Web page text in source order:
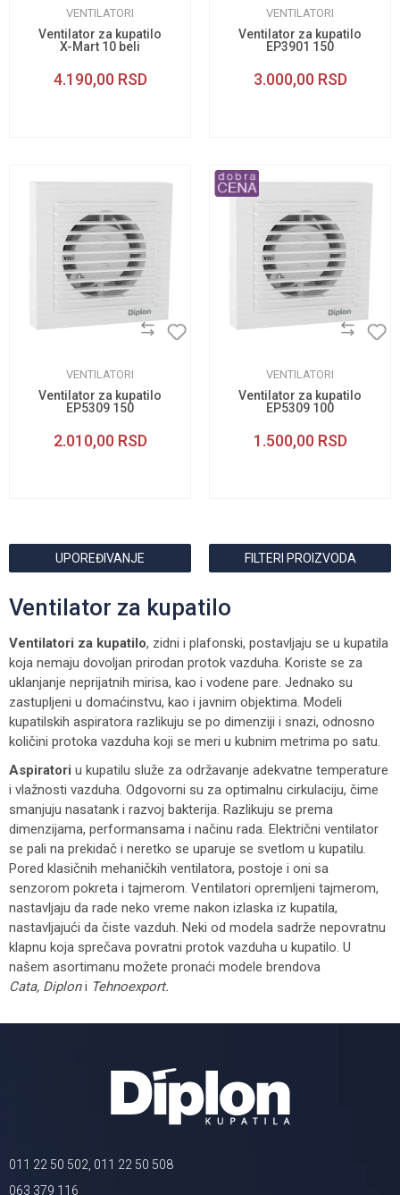
VENTILATORI
Ventilator za kupatilo
X-Mart 10 beli
4.190,00 RSD
VENTILATORI
Ventilator za kupatilo
EP3901 150
3.000,00 RSD
VENTILATORI
Ventilator za kupatilo
EP5309 150
2.010,00 RSD
VENTILATORI
Ventilator za kupatilo
EP5309 100
1.500,00 RSD
UPOREĐIVANJE FILTERI PROIZVODA
Ventilator za kupatilo
Ventilatori za kupatilo, zidni i plafonski, postavljaju se u kupatila
koja nemaju dovoljan prirodan protok vazduha. Koriste se za
uklanjanje neprijatnih mirisa, kao i vodene pare. Jednako su
zastupljeni u domaćinstvu, kao i javnim objektima. Modeli
kupatilskih aspiratora razlikuju se po dimenziji i snazi, odnosno
količini protoka vazduha koji se meri u kubnim metrima po satu.
Aspiratori u kupatilu služe za održavanje adekvatne temperature
i vlažnosti vazduha. Odgovorni su za optimalnu cirkulaciju, čime
smanjuju nasatank i razvoj bakterija. Razlikuju se prema
dimenzijama, performansama i načinu rada. Električni ventilator
se pali na prekidač i neretko se uparuje se svetlom u kupatilu.
Pored klasičnih mehaničkih ventilatora, postoje i oni sa
senzorom pokreta i tajmerom. Ventilatori opremljeni tajmerom,
nastavljaju da rade neko vreme nakon izlaska iz kupatila,
nastavljajući da čiste vazduh. Neki od modela sadrže nepovratnu
klapnu koja sprečava povratni protok vazduha u kupatilo. U
našem asortimanu možete pronaći modele brendova
Cata, Diploni Tehnoexport.
011 22 50 502, 011 22 50 508
063 379 116